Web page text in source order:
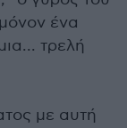
ένα
τρελή
με αυτή